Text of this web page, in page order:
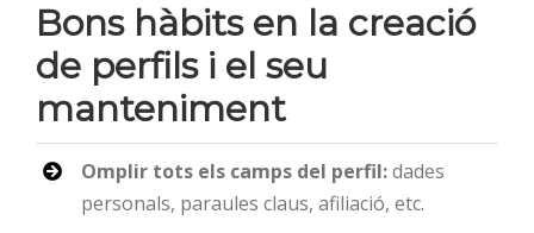
Bons hàbits en la creació
de perfils i el seu
manteniment
Omplir tots els camps del perfil:dades
personals, paraules claus, afiliació, etc.